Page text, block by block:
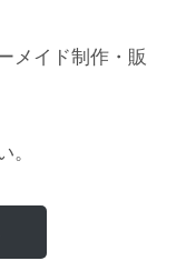
メイド制作・販
。